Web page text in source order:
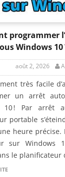
programmer
Windows 10
août 2, 2026
très facile
un arrêt
10 ! Par arrêt
portable
heure précise.
sur Windows
le planificateur